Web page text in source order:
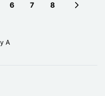
6 7 8
A